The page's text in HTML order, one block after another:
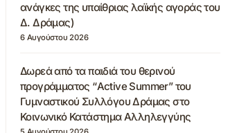
ανάγκες της υπαίθριας λαϊκής αγοράς του
Δ. Δράμας)
6 Αυγούστου 2026
Δωρεά από τα παιδιά του θερινού
προγράμματος “Active Summer” του
Γυμναστικού Συλλόγου Δράμας στο
Κοινωνικό Κατάστημα Αλληλεγγύης